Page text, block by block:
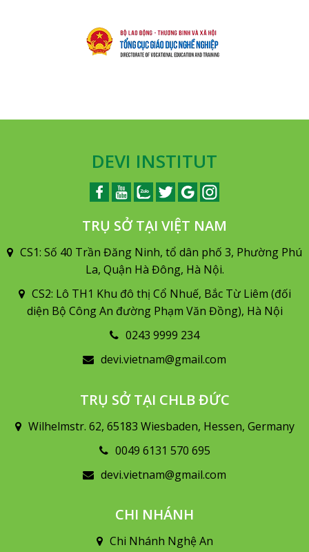
DEVI INSTITUT
TRỤ SỞ TẠI VIỆT NAM
CS1: Số 40 Trần Đăng Ninh, tổ dân phố 3, Phường Phú
La, Quận Hà Đông, Hà Nội.
CS2: Lô TH1 Khu đô thị Cổ Nhuế, Bắc Từ Liêm (đối
diện Bộ Công An đường Phạm Văn Đồng), Hà Nội
0243 9999 234
devi.vietnam@gmail.com
TRỤ SỞ TẠI CHLB ĐỨC
Wilhelmstr. 62, 65183 Wiesbaden, Hessen, Germany
0049 6131 570 695
devi.vietnam@gmail.com
CHI NHÁNH
Chi Nhánh Nghệ An